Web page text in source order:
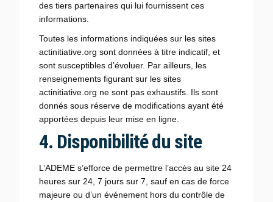
des tiers partenaires qui lui fournissent ces
informations.
Toutes les informations indiquées sur les sites
actinitiative.org sont données à titre indicatif, et
sont susceptibles d’évoluer. Par ailleurs, les
renseignements figurant sur les sites
actinitiative.org ne sont pas exhaustifs. Ils sont
donnés sous réserve de modifications ayant été
apportées depuis leur mise en ligne.
4. Disponibilité du site
L’ADEME s’efforce de permettre l’accès au site 24
heures sur 24, 7 jours sur 7, sauf en cas de force
majeure ou d’un événement hors du contrôle de